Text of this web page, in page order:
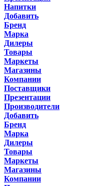
Напитки
Добавить
Бренд
Марка
Дилеры
Товары
Маркеты
Магазины
Компании
Поставщики
Презентации
Производители
Добавить
Бренд
Марка
Дилеры
Товары
Маркеты
Магазины
Компании